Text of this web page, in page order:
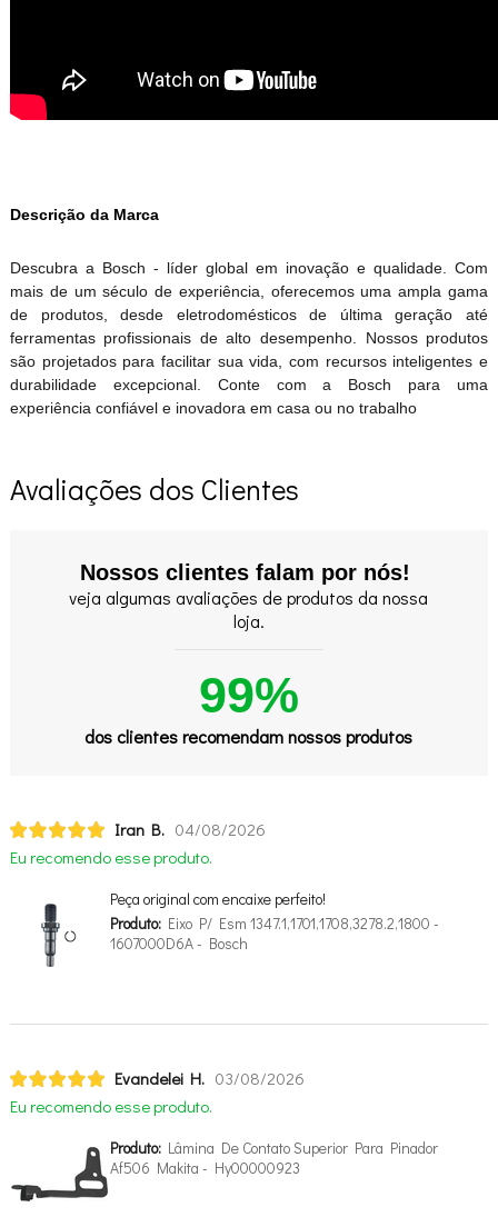
Descrição da Marca
Descubra a Bosch - líder global em inovação e qualidade. Com
mais de um século de experiência, oferecemos uma ampla gama
de produtos, desde eletrodomésticos de última geração até
ferramentas profissionais de alto desempenho. Nossos produtos
são projetados para facilitar sua vida, com recursos inteligentes e
durabilidade excepcional. Conte com a Bosch para uma
experiência confiável e inovadora em casa ou no trabalho
Avaliações dos Clientes
Nossos clientes falam por nós!
veja algumas avaliações de produtos da nossa
loja.
99%
dos clientes recomendam nossos produtos
Iran B. 04/08/2026
Eu recomendo esse produto.
Peça original com encaixe perfeito!
Produto:Eixo P/ Esm 1347.1,1701,1708,3278.2,1800 -
1607000D6A - Bosch
Evandelei H. 03/08/2026
Eu recomendo esse produto.
Produto:Lâmina De Contato Superior Para Pinador
Af506 Makita - Hy00000923